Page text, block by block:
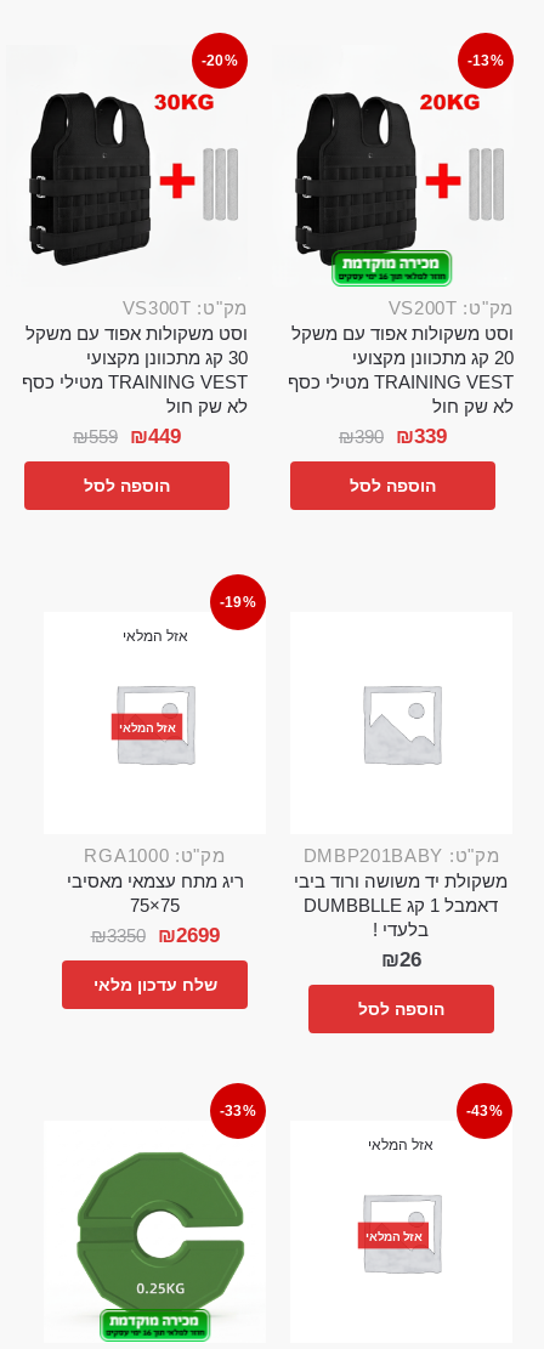
-13%
מק"ט: VS200T
וסט משקולות אפוד עם משקל
20 קג מתכוונן מקצועי
TRAINING VEST מטילי כסף
לא שק חול
₪390 ₪339
הוספה לסל
-20%
מק"ט: VS300T
וסט משקולות אפוד עם משקל
30 קג מתכוונן מקצועי
TRAINING VEST מטילי כסף
לא שק חול
₪559 ₪449
הוספה לסל
מק"ט: DMBP201BABY
משקולת יד משושה ורוד ביבי
דאמבל 1 קג DUMBBLLE
בלעדי !
₪26
הוספה לסל
-19%
אזל המלאי
אזל המלאי
מק"ט: RGA1000
ריג מתח עצמאי מאסיבי
75×75
₪3350 ₪2699
שלח עדכון מלאי
-43%
אזל המלאי
אזל המלאי
-33%